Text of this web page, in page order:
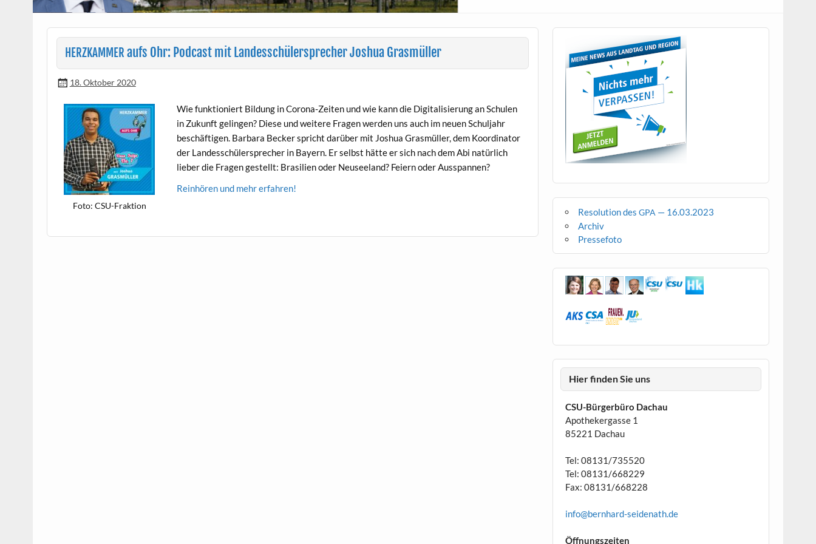
HERZKAMMER aufs Ohr: Podcast mit Landesschülersprecher Joshua Grasmüller
18. Oktober 2020
Foto: CSU-Frak­tion
Wie funk­tion­iert Bil­dung in Coro­na-Zeit­en und wie kann die Dig­i­tal­isierung an Schulen
in Zukun­ft gelin­gen? Diese und weit­ere Fra­gen wer­den uns auch im neuen Schul­jahr
beschäfti­gen. Bar­bara Beck­er spricht darüber mit Joshua Gras­müller, dem Koor­di­na­tor
der Lan­dess­chüler­sprech­er in Bay­ern. Er selb­st hätte er sich nach dem Abi natür­lich
lieber die Fra­gen gestellt: Brasilien oder Neusee­land? Feiern oder Ausspannen?
Rein­hören und mehr erfahren!
Resolution desGPA — 16.03.2023
Archiv
Pressefoto
Hier finden Sie uns
CSU-Bürgerbüro Dachau
Apothekergasse 1
85221 Dachau
Tel: 08131/735520
Tel: 08131/668229
Fax: 08131/668228
info@bernhard-seidenath.de
Öffnungszeiten